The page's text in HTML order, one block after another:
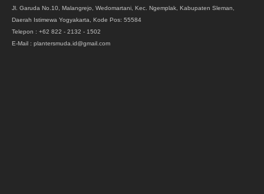
Jl. Garuda No.10, Malangrejo, Wedomartani, Kec. Ngemplak, Kabupaten Sleman,
Daerah Istimewa Yogyakarta, Kode Pos: 55584
Telepon : +62 822 - 2132 - 1502
E-Mail : plantersmuda.id@gmail.com